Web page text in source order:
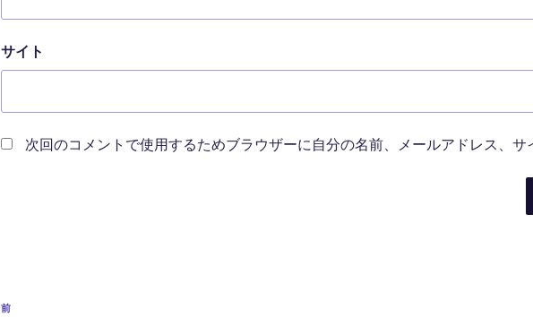
サイト
次回のコメントで使用するためブラウザーに自分の名前、メールアドレス、サ
投
前
前